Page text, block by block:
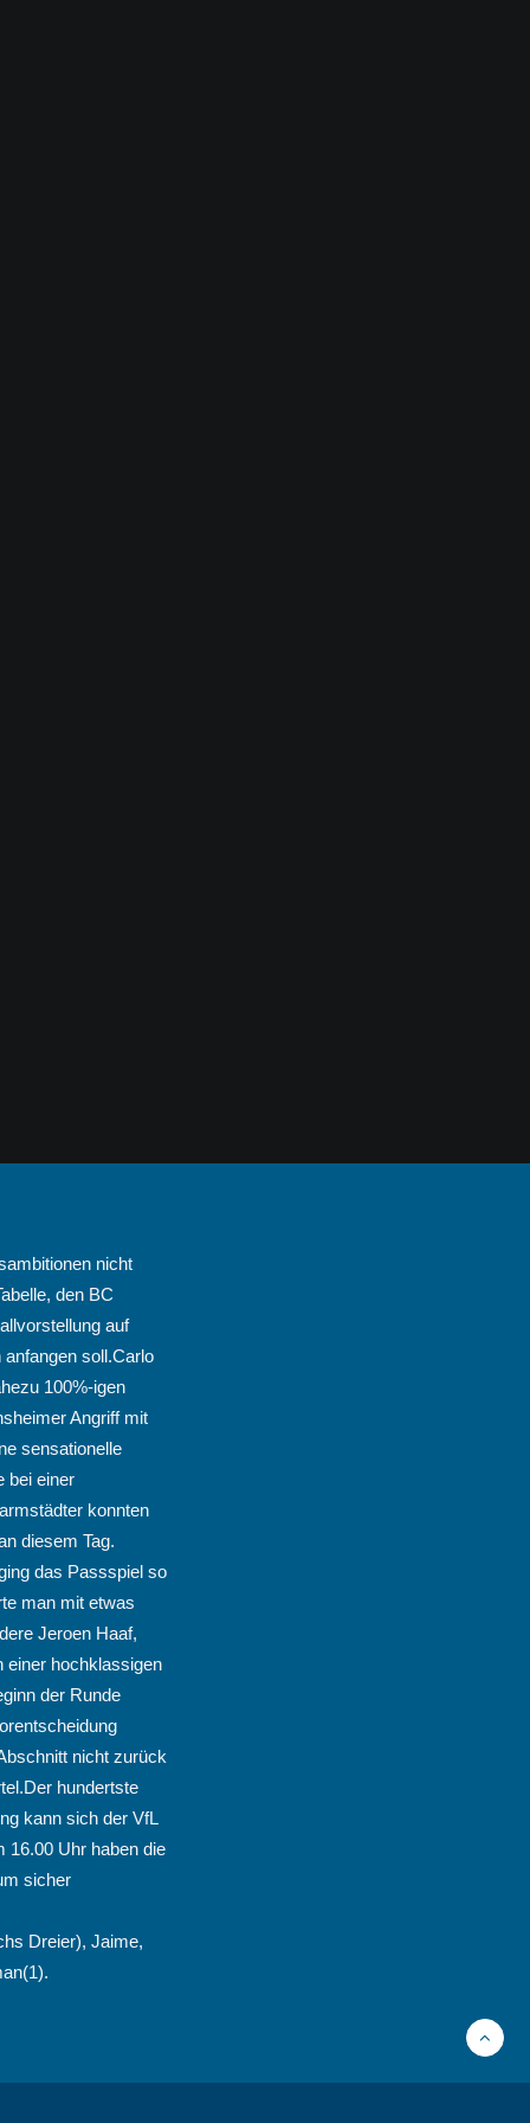
nicht
den BC
auf
soll.Carlo
100%-igen
Angriff mit
sensationelle
bei einer
konnten
diesem Tag.
das Passspiel so
man mit etwas
Jeroen Haaf,
einer hochklassigen
der Runde
nicht zurück
hundertste
kann sich der VfL
16.00 Uhr haben die
sicher
Dreier), Jaime,